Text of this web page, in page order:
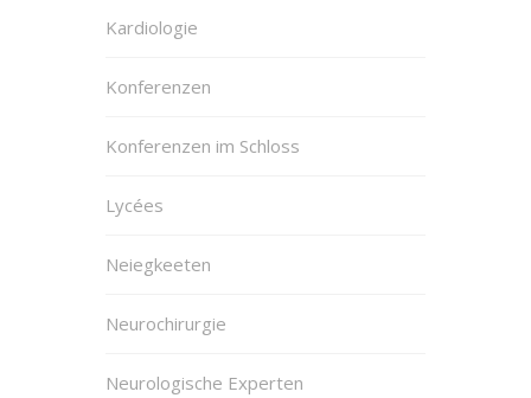
Kardiologie
Konferenzen
Konferenzen im Schloss
Lycées
Neiegkeeten
Neurochirurgie
Neurologische Experten